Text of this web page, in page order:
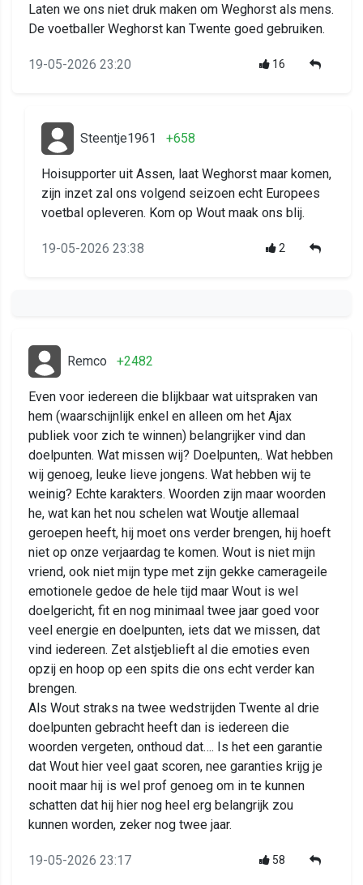
Laten we ons niet druk maken om Weghorst als mens.
De voetballer Weghorst kan Twente goed gebruiken.
19-05-2026 23:20 16
Steentje1961 +658
Hoisupporter uit Assen, laat Weghorst maar komen,
zijn inzet zal ons volgend seizoen echt Europees
voetbal opleveren. Kom op Wout maak ons blij.
19-05-2026 23:38 2
Remco +2482
Even voor iedereen die blijkbaar wat uitspraken van
hem (waarschijnlijk enkel en alleen om het Ajax
publiek voor zich te winnen) belangrijker vind dan
doelpunten. Wat missen wij? Doelpunten,. Wat hebben
wij genoeg, leuke lieve jongens. Wat hebben wij te
weinig? Echte karakters. Woorden zijn maar woorden
he, wat kan het nou schelen wat Woutje allemaal
geroepen heeft, hij moet ons verder brengen, hij hoeft
niet op onze verjaardag te komen. Wout is niet mijn
vriend, ook niet mijn type met zijn gekke camerageile
emotionele gedoe de hele tijd maar Wout is wel
doelgericht, fit en nog minimaal twee jaar goed voor
veel energie en doelpunten, iets dat we missen, dat
vind iedereen. Zet alstjeblieft al die emoties even
opzij en hoop op een spits die ons echt verder kan
brengen.
Als Wout straks na twee wedstrijden Twente al drie
doelpunten gebracht heeft dan is iedereen die
woorden vergeten, onthoud dat…. Is het een garantie
dat Wout hier veel gaat scoren, nee garanties krijg je
nooit maar hij is wel prof genoeg om in te kunnen
schatten dat hij hier nog heel erg belangrijk zou
kunnen worden, zeker nog twee jaar.
19-05-2026 23:17 58